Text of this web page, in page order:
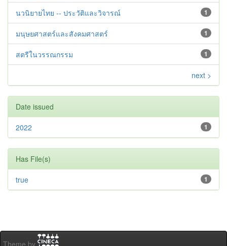
1
นวนิยายไทย -- ประวัติและวิจารณ์
1
มนุษยศาสตร์และสังคมศาสตร์
1
สตรีในวรรณกรรม
next >
Date issued
1
2022
Has File(s)
1
true